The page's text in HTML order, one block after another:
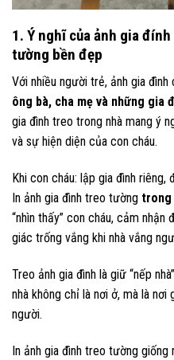
1. Ý nghĩ của ảnh gia đính
tường bền đẹp
Với nhiều người trẻ, ảnh gia
ông bà, cha mẹ và những gia
gia đình treo trong nhà mang ý
và sự hiện diện của con cháu.
Khi con cháu: lập gia đình
In ảnh gia đình treo tường trong
“nhìn thấy” con cháu, cảm
giác trống vắng khi nhà vắng
Treo ảnh gia đình là giữ “nếp
nhà không chỉ là nơi ở, mà là
người.
In ảnh gia đình treo tường